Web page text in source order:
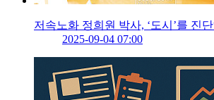
저속노화 정희원 박사, ‘도시’를 진
2025-09-04 07:00